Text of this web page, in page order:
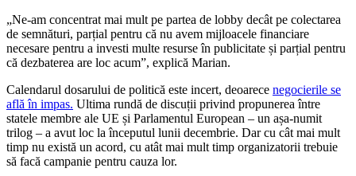
„Ne-am concentrat mai mult pe partea de lobby decât pe colectarea
de semnături, parțial pentru că nu avem mijloacele financiare
necesare pentru a investi multe resurse în publicitate și parțial pentru
că dezbaterea are loc acum”, explică Marian.
Calendarul dosarului de politică este incert, deoarece negocierile se
află în impas. Ultima rundă de discuții privind propunerea între
statele membre ale UE și Parlamentul European – un așa-numit
trilog – a avut loc la începutul lunii decembrie. Dar cu cât mai mult
timp nu există un acord, cu atât mai mult timp organizatorii trebuie
să facă campanie pentru cauza lor.